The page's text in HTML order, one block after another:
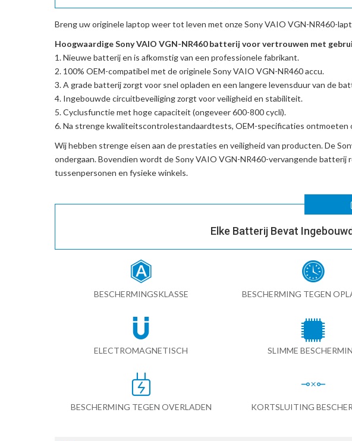
Breng uw originele laptop weer tot leven met onzeSony VAIO VGN-NR460-
Hoogwaardige Sony VAIO VGN-NR460 batterij voor vertrouwen met
Nieuwe batterij en is afkomstig van een professionele fabrikant.
100% OEM-compatibel met deoriginele Sony VAIO VGN-NR460 accu.
A grade batterij zorgt voor snel opladen en een langere levensduur van de
Ingebouwde circuitbeveiliging zorgt voor veiligheid en stabiliteit.
Cyclusfunctie met hoge capaciteit (ongeveer 600-800 cycli).
Na strenge kwaliteitscontrolestandaardtests, OEM-specificaties ontmoeten
Wij hebben strenge eisen aan de prestaties en veiligheid van producten. De
ondergaan. Bovendien wordt deSony VAIO VGN-NR460-vervangende batterij
tussenpersonen en fysieke winkels.
Elke Batterij Bevat
BESCHERMINGSKLASSE BESCHERMING TEGEN
ELECTROMAGNETISCH SLIMME
BESCHERMING TEGEN OVERLADEN KORTSLUITING